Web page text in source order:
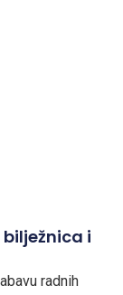
i
radnih